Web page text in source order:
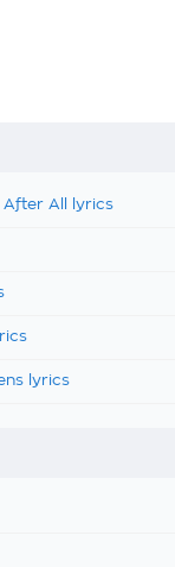
After All lyrics
lyrics